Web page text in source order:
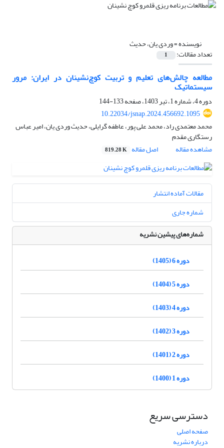
نویسنده =وردی یان، حدیث
تعداد مقالات: 1
مطالعه چالش‌های تعلیم و تربیت کوچ‌نشینان در ایران: مرور
سیستماتیک
دوره 4، شماره 1، تیر 1403، صفحه
133-144
10.22034/jsnap.2024.456692.1095
محمد معتمدی راد، محمد علی پور، عاطفه گرایلی، حدیث وردی یان، امیر عباس
رستگاری مقدم
مشاهده مقاله
اصل مقاله 819.28 K
مقالات آماده انتشار
شماره جاری
شماره‌های پیشین نشریه
دوره 6 (1405)
دوره 5 (1404)
دوره 4 (1403)
دوره 3 (1402)
دوره 2 (1401)
دوره 1 (1400)
دسترسی سریع
صفحه اصلی
درباره نشریه